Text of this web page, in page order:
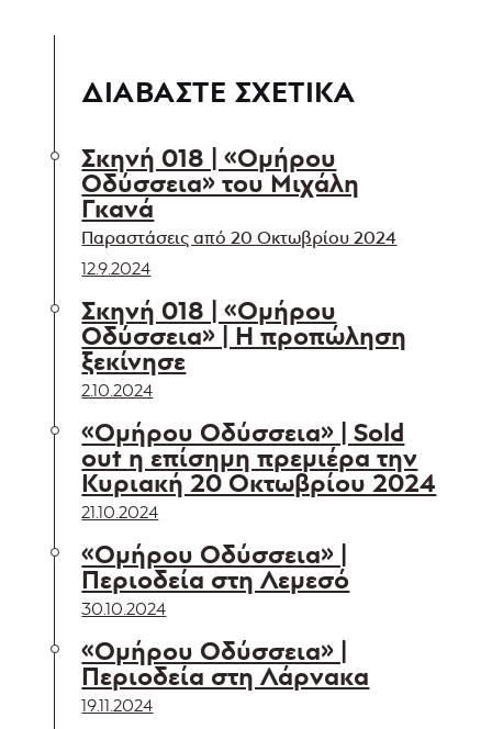
ΔΙΑΒΑΣΤΕ ΣΧΕΤΙΚΑ
Σκηνή 018 | «Ομήρου
Οδύσσεια» του Μιχάλη
Γκανά
Παραστάσεις από 20 Οκτωβρίου 2024
12.9.2024
Σκηνή 018 | «Ομήρου
Οδύσσεια» | Η προπώληση
ξεκίνησε
2.10.2024
«Ομήρου Οδύσσεια» | Sold
out η επίσημη πρεμιέρα την
Κυριακή 20 Οκτωβρίου 2024
21.10.2024
«Ομήρου Οδύσσεια» |
Περιοδεία στη Λεμεσό
30.10.2024
«Ομήρου Οδύσσεια» |
Περιοδεία στη Λάρνακα
19.11.2024